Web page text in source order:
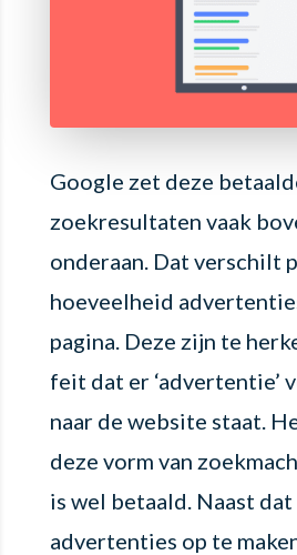
Google zet deze
zoekresultaten vaak
onderaan. Dat verschilt
hoeveelheid
pagina. Deze zijn te
feit dat er ‘advertentie’
naar de website staat.
deze vorm van
is wel betaald. Naast
advertenties op te